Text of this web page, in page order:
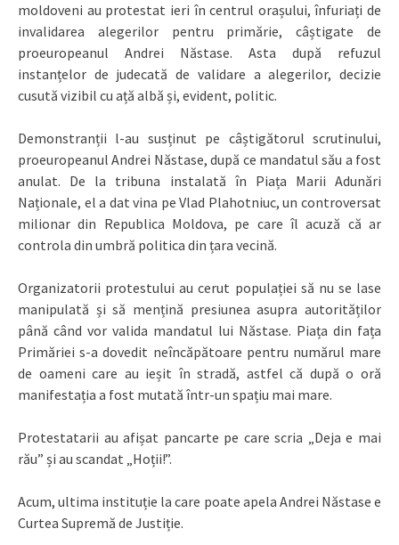
moldoveni au protestat ieri în centrul orașului, înfuriați de
invalidarea alegerilor pentru primărie, câștigate de
proeuropeanul Andrei Năstase. Asta după refuzul
instanțelor de judecată de validare a alegerilor, decizie
cusută vizibil cu ață albă și, evident, politic.
Demonstranții l-au susținut pe câștigătorul scrutinului,
proeuropeanul Andrei Năstase, după ce mandatul său a fost
anulat. De la tribuna instalată în Piața Marii Adunări
Naționale, el a dat vina pe Vlad Plahotniuc, un controversat
milionar din Republica Moldova, pe care îl acuză că ar
controla din umbră politica din țara vecină.
Organizatorii protestului au cerut populației să nu se lase
manipulată și să mențină presiunea asupra autorităților
până când vor valida mandatul lui Năstase. Piața din fața
Primăriei s-a dovedit neîncăpătoare pentru numărul mare
de oameni care au ieșit în stradă, astfel că după o oră
manifestația a fost mutată într-un spațiu mai mare.
Protestatarii au afișat pancarte pe care scria „Deja e mai
rău” și au scandat „Hoții!”.
Acum, ultima instituție la care poate apela Andrei Năstase e
Curtea Supremă de Justiție.